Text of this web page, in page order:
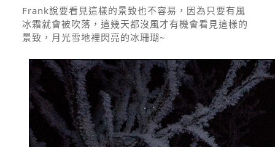
Frank說要看見這樣的景致也不容易，因為只要有風
冰霜就會被吹落，這幾天都沒風才有機會看見這樣的
景致，月光雪地裡閃亮的冰珊瑚~